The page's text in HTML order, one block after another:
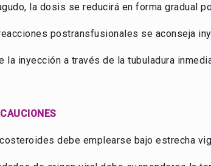
la dosis se reducirá en forma gradual
postransfusionales se aconseja
la inyección a través de la tubuladura
debe emplearse bajo estrecha